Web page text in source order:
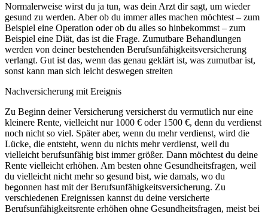
Normalerweise wirst du ja tun, was dein Arzt dir sagt, um wieder
gesund zu werden. Aber ob du immer alles machen möchtest – zum
Beispiel eine Operation oder ob du alles so hinbekommst – zum
Beispiel eine Diät, das ist die Frage. Zumutbare Behandlungen
werden von deiner bestehenden Berufsunfähigkeitsversicherung
verlangt. Gut ist das, wenn das genau geklärt ist, was zumutbar ist,
sonst kann man sich leicht deswegen streiten
Nachversicherung mit Ereignis
Zu Beginn deiner Versicherung versicherst du vermutlich nur eine
kleinere Rente, vielleicht nur 1000 € oder 1500 €, denn du verdienst
noch nicht so viel. Später aber, wenn du mehr verdienst, wird die
Lücke, die entsteht, wenn du nichts mehr verdienst, weil du
vielleicht berufsunfähig bist immer größer. Dann möchtest du deine
Rente vielleicht erhöhen. Am besten ohne Gesundheitsfragen, weil
du vielleicht nicht mehr so gesund bist, wie damals, wo du
begonnen hast mit der Berufsunfähigkeitsversicherung. Zu
verschiedenen Ereignissen kannst du deine versicherte
Berufsunfähigkeitsrente erhöhen ohne Gesundheitsfragen, meist bei